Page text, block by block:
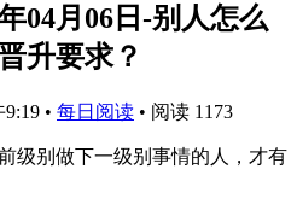
04月06日-别人怎么
升要求？
9:19 • 每日阅读 • 阅读 1173
级别做下一级别事情的人，才有